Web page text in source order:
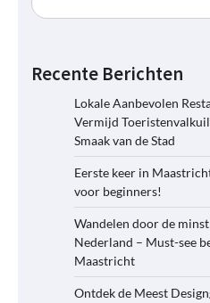
Recente Berichten
Lokale Aanbevolen
Vermijd
Smaak van de Stad
Eerste keer in
voor beginners!
Wandelen door de minst
Nederland – Must-see
Maastricht
Ontdek de Meest